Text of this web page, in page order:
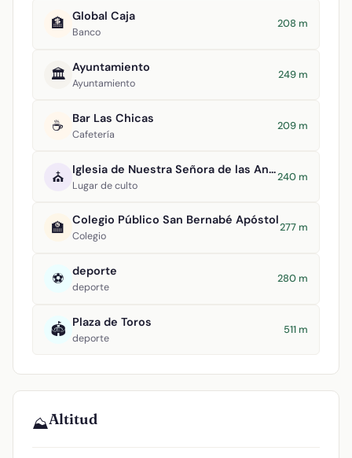
🏦 Global Caja
Banco
208 m
🏛️ Ayuntamiento
Ayuntamiento
249 m
☕ Bar Las Chicas
Cafetería
209 m
⛪ Iglesia de Nuestra Señora de las Angustias
Lugar de culto
240 m
🏫 Colegio Público San Bernabé Apóstol
Colegio
277 m
⚽ deporte
deporte
280 m
🏟️ Plaza de Toros
deporte
511 m
⛰️Altitud